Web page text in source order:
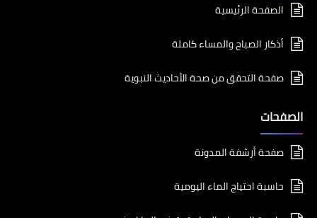
الصفحة الرئيسية
أذكار الصباح والمساء كاملة
صفحة التحقق من صحة الأحاديث النبوية
الصفحات
صفحة أرشفة المدونة
حاسبة احتياج الماء اليومية